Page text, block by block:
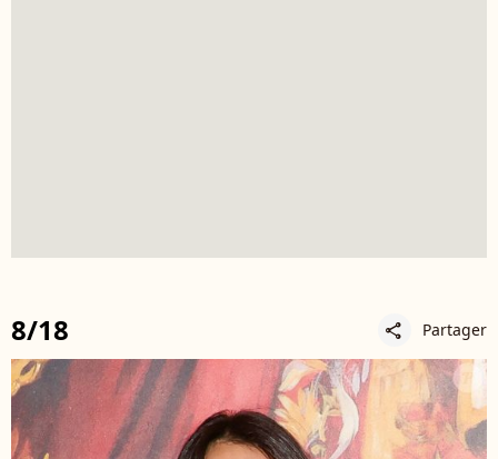
8/18 share Partager